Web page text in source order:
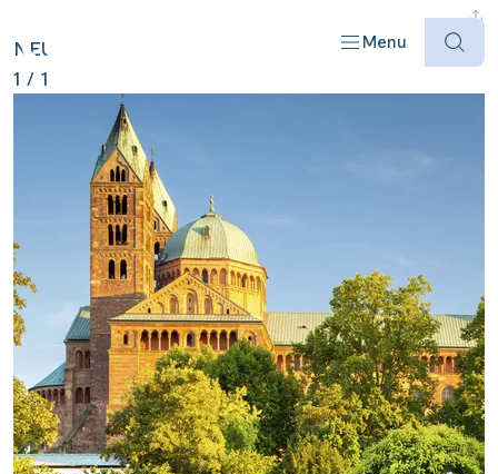
Menu
Offres
Destinations
Bateaux
Informations
NEU
1 / 1